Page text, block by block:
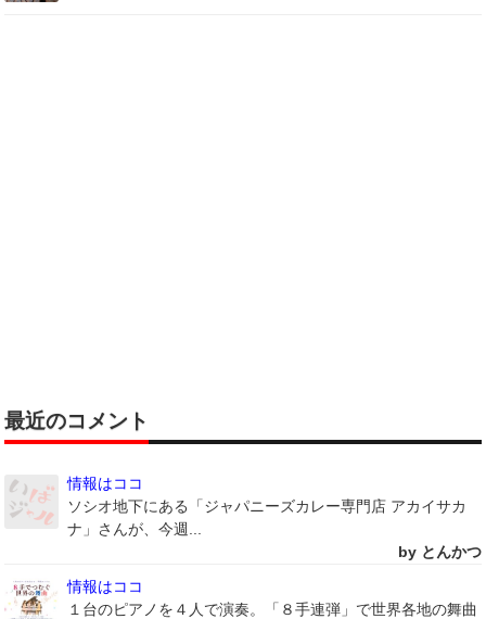
最近のコメント
情報はココ
ソシオ地下にある「ジャパニーズカレー専門店 アカイサカ
ナ」さんが、今週...
by とんかつ
情報はココ
１台のピアノを４人で演奏。「８手連弾」で世界各地の舞曲